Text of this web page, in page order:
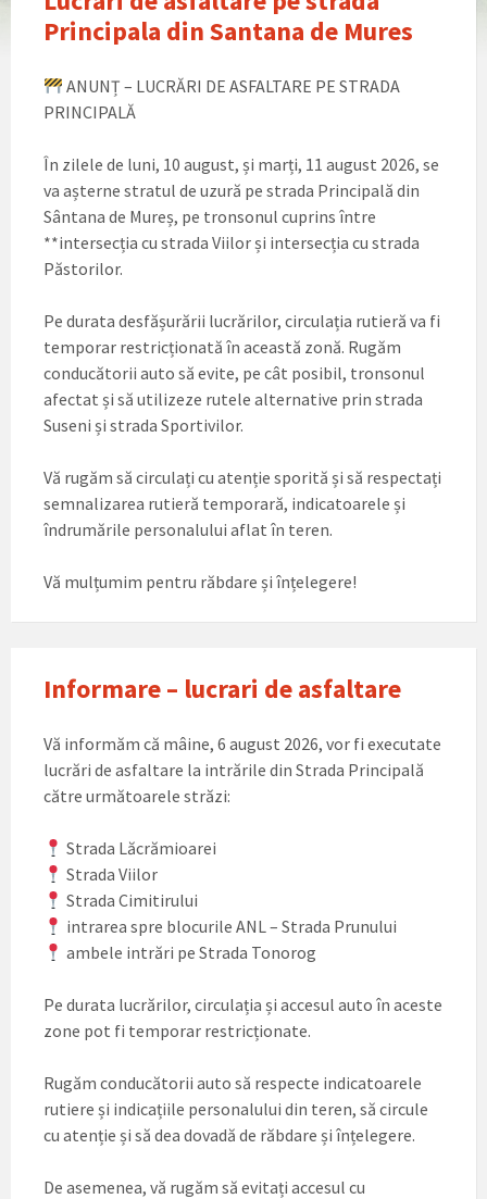
Principala din Santana de Mures
ANUNȚ – LUCRĂRI DE ASFALTARE PE STRADA
PRINCIPALĂ
În zilele de luni, 10 august, și marți, 11 august 2026, se
va așterne stratul de uzură pe strada Principală din
Sântana de Mureș, pe tronsonul cuprins între
**intersecția cu strada Viilor și intersecția cu strada
Păstorilor.
Pe durata desfășurării lucrărilor, circulația rutieră va fi
temporar restricționată în această zonă. Rugăm
conducătorii auto să evite, pe cât posibil, tronsonul
afectat și să utilizeze rutele alternative prin strada
Suseni și strada Sportivilor.
Vă rugăm să circulați cu atenție sporită și să respectați
semnalizarea rutieră temporară, indicatoarele și
îndrumările personalului aflat în teren.
Vă mulțumim pentru răbdare și înțelegere!
Informare – lucrari de asfaltare
Vă informăm că mâine, 6 august 2026, vor fi executate
lucrări de asfaltare la intrările din Strada Principală
către următoarele străzi:
Strada Lăcrămioarei
Strada Viilor
Strada Cimitirului
intrarea spre blocurile ANL – Strada Prunului
ambele intrări pe Strada Tonorog
Pe durata lucrărilor, circulația și accesul auto în aceste
zone pot fi temporar restricționate.
Rugăm conducătorii auto să respecte indicatoarele
rutiere și indicațiile personalului din teren, să circule
cu atenție și să dea dovadă de răbdare și înțelegere.
De asemenea, vă rugăm să evitați accesul cu